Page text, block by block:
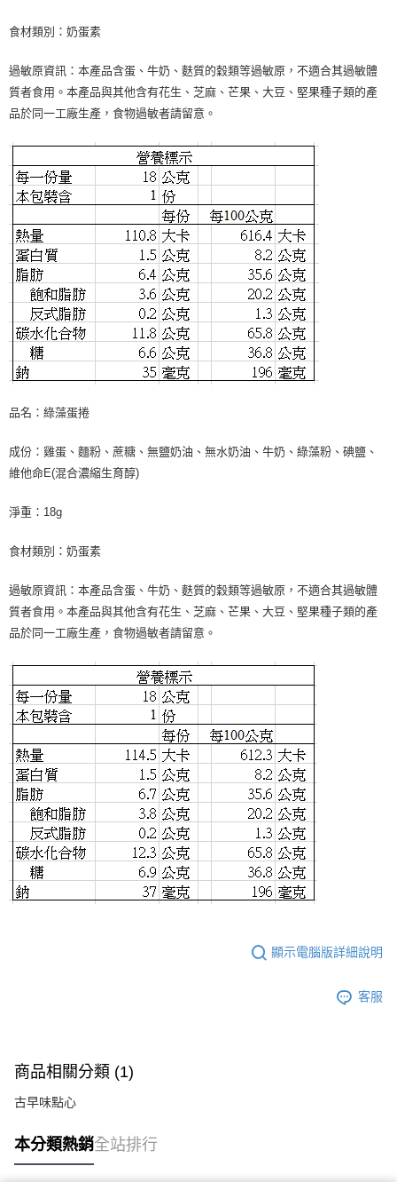
食材類別：奶蛋素
過敏原資訊：本產品含蛋、牛奶、麩質的穀類等過敏原，不適合其過敏體
質者食用。本產品與其他含有花生、芝麻、芒果、大豆、堅果種子類的產
品於同一工廠生產，食物過敏者請留意。
品名：綠藻蛋捲
成份：雞蛋、麵粉、蔗糖、無鹽奶油、無水奶油、牛奶、綠藻粉、碘鹽、
維他命E(混合濃縮生育醇)
淨重：18g
食材類別：奶蛋素
過敏原資訊：本產品含蛋、牛奶、麩質的穀類等過敏原，不適合其過敏體
質者食用。本產品與其他含有花生、芝麻、芒果、大豆、堅果種子類的產
品於同一工廠生產，食物過敏者請留意。
顯示電腦版詳細說明
客服
商品相關分類 (1)
古早味點心
本分類熱銷全站排行